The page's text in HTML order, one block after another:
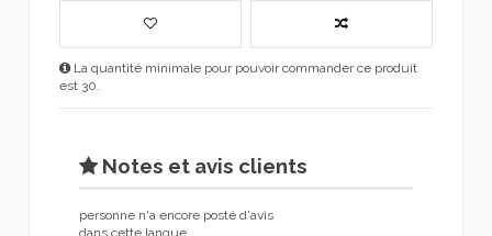
La quantité minimale pour pouvoir commander ce produit
est 30.
Notes et avis clients
personne n'a encore posté d'avis